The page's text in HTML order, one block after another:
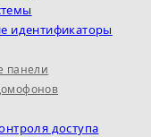
идентификаторы
панели
доступа